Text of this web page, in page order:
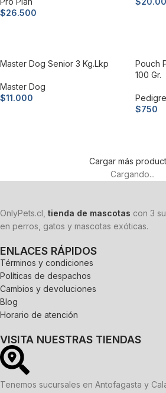
$26.500
Master Dog Senior 3 Kg.lkp
Master Dog
$11.000
Pouch
100 Gr.
$750
Cargar más
Cargando...
OnlyPets.cl, tienda de mascotas con 3
en perros, gatos y mascotas exóticas.
ENLACES RÁPIDOS
Términos y condiciones
Políticas de despachos
Cambios y devoluciones
Blog
Horario de atención
VISITA NUESTRAS TIENDAS
Tenemos sucursales en Antofagasta y